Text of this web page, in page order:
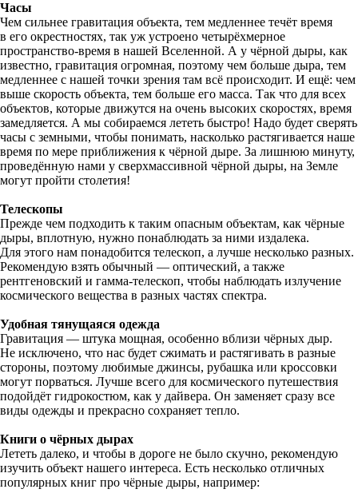
Часы
Чем сильнее гравитация объекта, тем медленнее течёт время
в его окрестностях, так уж устроено четырёхмерное
пространство-время в нашей Вселенной. А у чёрной дыры, как
известно, гравитация огромная, поэтому чем больше дыра, тем
медленнее с нашей точки зрения там всё происходит. И ещё: чем
выше скорость объекта, тем больше его масса. Так что для всех
объектов, которые движутся на очень высоких скоростях, время
замедляется. А мы собираемся лететь быстро! Надо будет сверять
часы с земными, чтобы понимать, насколько растягивается наше
время по мере приближения к чёрной дыре. За лишнюю минуту,
проведённую нами у сверхмассивной чёрной дыры, на Земле
могут пройти столетия!
Телескопы
Прежде чем подходить к таким опасным объектам, как чёрные
дыры, вплотную, нужно понаблюдать за ними издалека.
Для этого нам понадобится телескоп, а лучше несколько разных.
Рекомендую взять обычный — оптический, а также
рентгеновский и гамма-телескоп, чтобы наблюдать излучение
космического вещества в разных частях спектра.
Удобная тянущаяся одежда
Гравитация — штука мощная, особенно вблизи чёрных дыр.
Не исключено, что нас будет сжимать и растягивать в разные
стороны, поэтому любимые джинсы, рубашка или кроссовки
могут порваться. Лучше всего для космического путешествия
подойдёт гидрокостюм, как у дайвера. Он заменяет сразу все
виды одежды и прекрасно сохраняет тепло.
Книги о чёрных дырах
Лететь далеко, и чтобы в дороге не было скучно, рекомендую
изучить объект нашего интереса. Есть несколько отличных
популярных книг про чёрные дыры, например: